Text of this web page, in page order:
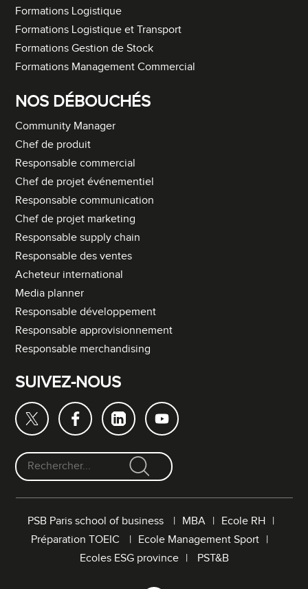
Formations Logistique
Formations Logistique et Transport
Formations Gestion de Stock
Formations Management Commercial
NOS DÉBOUCHÉS
Community Manager
Chef de produit
Responsable commercial
Chef de projet événementiel
Responsable communication
Chef de projet marketing
Responsable supply chain
Responsable des ventes
Acheteur international
Media planner
Responsable développement
Responsable approvisionnement
Responsable merchandising
SUIVEZ-NOUS
F
PSB Paris school of business MBA
Ecole RH
Préparation TOEIC
Ecole Management Sport
Ecoles ESG province
PST&B